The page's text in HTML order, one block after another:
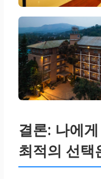
결론: 나에
최적의 선택